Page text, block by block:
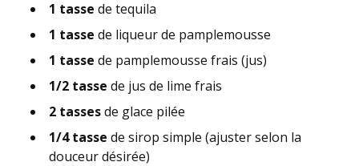
1 tasse de tequila
1 tasse de liqueur de pamplemousse
1 tasse de pamplemousse frais (jus)
1/2 tasse de jus de lime frais
2 tassesde glace pilée
1/4 tasse de sirop simple (ajuster selon la
douceur désirée)